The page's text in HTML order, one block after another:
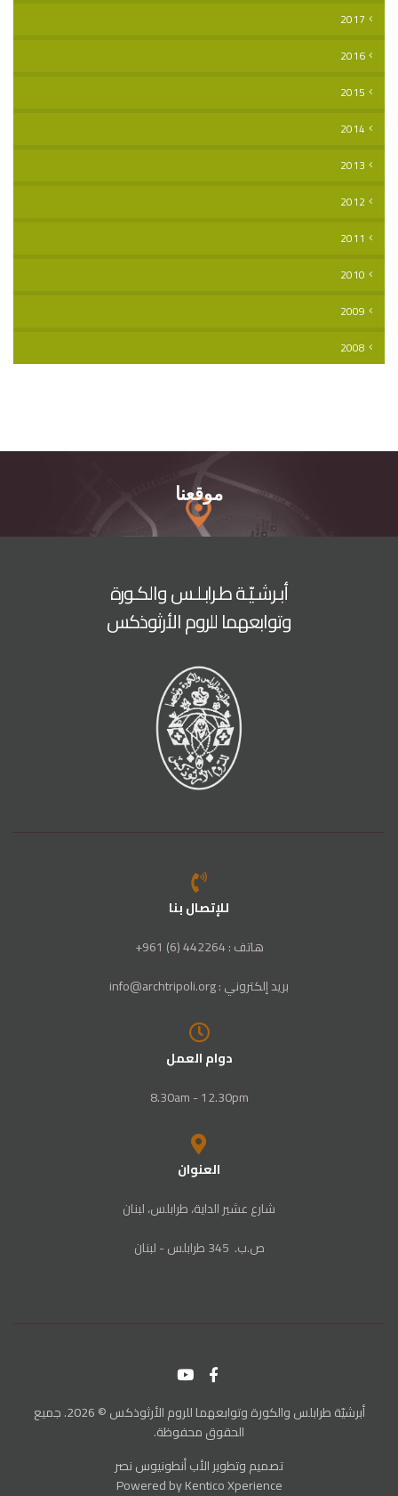
2017
2016
2015
2014
2013
2012
2011
2010
2009
2008
موقعنا
أبـرشـيّـة طـرابـلـس والكـورة
وتوابعهما للروم الأرثوذكس
للإتصال بنا
هاتف : 442264 (6) 961+
بريد إلكتروني : info@archtripoli.org
دوام العمل
8.30am - 12.30pm
العنوان
شارع عشير الداية، طرابلس، لبنان
ص‭.‬ب. ‬345‭ ‬ طرابلس‭ - ‬لبنان
أبرشيّة طرابلس والكورة وتوابعهما للروم الأرثوذكس © 2026. جميع
الحقوق محفوظة.
تصميم وتطويرالأب أنطونيوس نصر
Powered byKentico Xperience